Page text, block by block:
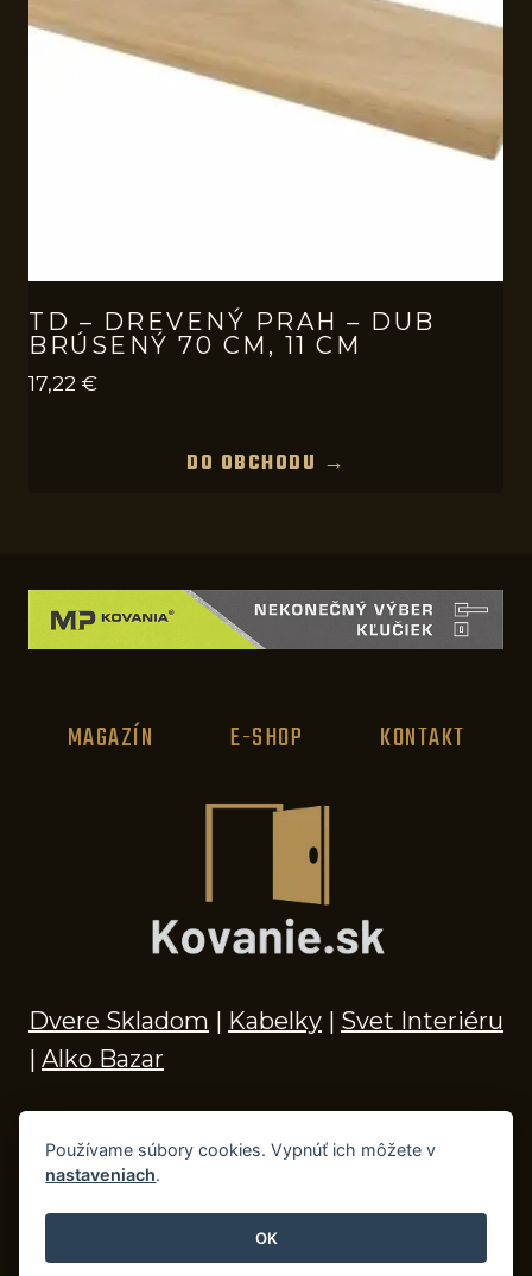
TD – DREVENÝ PRAH – DUB
BRÚSENÝ 70 CM, 11 CM
17,22 €
DO OBCHODU →
MAGAZÍN E-SHOP KONTAKT
Dvere Skladom | Kabelky | Svet Interiéru
| Alko Bazar
© 2026 Kľučky na dvere, madlá, kovania,
doplnky do kúpeľne a príslušenstvo
Používame súbory cookies. Vypnúť ich môžete v
nastaveniach.
OK